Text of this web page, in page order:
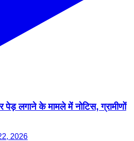
पेड़ लगाने के मामले में नोटिस, ग्रामीणों
2026